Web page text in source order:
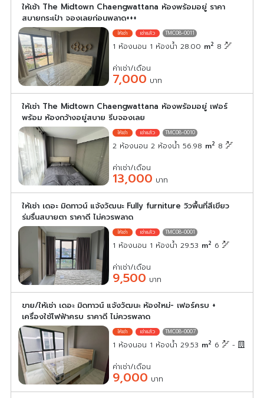
ให้เช้า The Midtown Chaengwattana ห้องพร้อมอยู่ ราคา
สบายกระเป๋า จองเลยก่อนพลาด+++
TMC08-0011
1 ห้องนอน 1 ห้องน้ำ 28.00 m2 8
ค่าเช่า/เดือน
7,000 บาท
ให้เช่า The Midtown Chaengwattana ห้องพร้อมอยู่ เฟอร์
พร้อม ห้องกว้างอยู่สบาย รีบจองเลย
TMC08-0010
2 ห้องนอน 2 ห้องน้ำ 56.98 m2 8
ค่าเช่า/เดือน
13,000 บาท
ให้เช่า เดอะ มิดทาวน์ แจ้งวัฒนะ Fully furniture วิวพื้นที่สีเขียว
ร่มรื่นสบายตา ราคาดี ไม่ควรพลาด
TMC08-0001
1 ห้องนอน 1 ห้องน้ำ 29.53 m2 6
ค่าเช่า/เดือน
9,500 บาท
ขาย/ให้เช่า เดอะ มิดทาวน์ แจ้งวัฒนะ ห้องใหม่- เฟอร์ครบ +
เครื่องใช้ไฟฟ้าครบ ราคาดี ไม่ควรพลาด
TMC08-0007
1 ห้องนอน 1 ห้องน้ำ 29.53 m2 6 -
ค่าเช่า/เดือน
9,000 บาท